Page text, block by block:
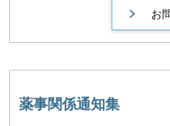
薬事関係通知集